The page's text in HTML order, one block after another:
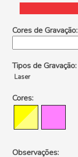
Cores de Gravação:
Tipos de Gravação:
Laser
Cores:
Observações: